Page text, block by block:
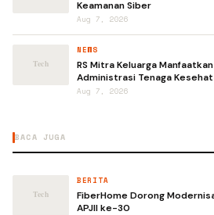
Keamanan Siber
Aug 7, 2026
NEWS
RS Mitra Keluarga
Administrasi Tenaga
Aug 7, 2026
BACA JUGA
BERITA
FiberHome Dorong
APJII ke-30